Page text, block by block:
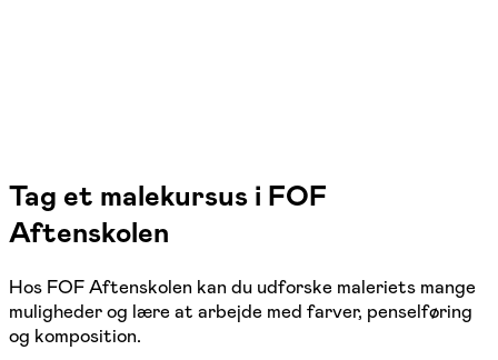
Tag et malekursus i FOF
Aftenskolen
Hos FOF Aftenskolen kan du udforske maleriets mange
muligheder og lære at arbejde med farver, penselføring
og komposition.